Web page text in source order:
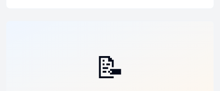
📝